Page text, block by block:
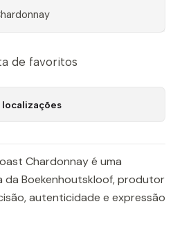
de favoritos
Chardonnay é uma
da Boekenhoutskloof, produtor
autenticidade e expressão